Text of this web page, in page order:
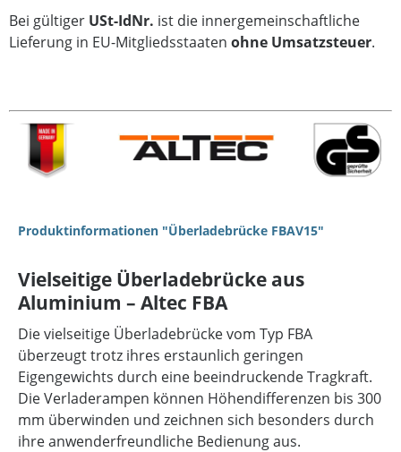
Bei gültiger USt-IdNr. ist die innergemeinschaftliche
Lieferung in EU-Mitgliedsstaaten ohne Umsatzsteuer.
Produktinformationen "Überladebrücke FBAV15"
Vielseitige Überladebrücke aus
Aluminium – Altec FBA
Die vielseitige Überladebrücke vom Typ FBA
überzeugt trotz ihres erstaunlich geringen
Eigengewichts durch eine beeindruckende Tragkraft.
Die Verladerampen können Höhendifferenzen bis 300
mm überwinden und zeichnen sich besonders durch
ihre anwenderfreundliche Bedienung aus.